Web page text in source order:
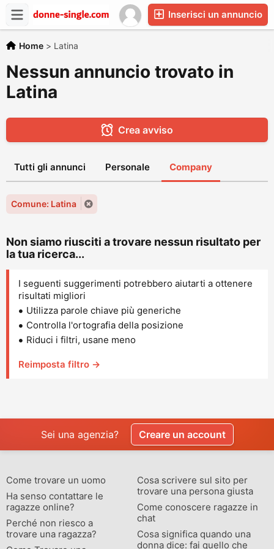
Inserisci un annuncio
Home > Latina
Nessun annuncio trovato in
Latina
Crea avviso
Tutti gli annunci Personale Company
Comune: Latina
Non siamo riusciti a trovare nessun risultato per
la tua ricerca...
I seguenti suggerimenti potrebbero aiutarti a ottenere
risultati migliori
Utilizza parole chiave più generiche
Controlla l'ortografia della posizione
Riduci i filtri, usane meno
Reimposta filtro →
Sei una agenzia? Creare un account
Come trovare un uomo
Ha senso contattare le
ragazze online?
Perché non riesco a
trovare una ragazza?
Cosa scrivere sul sito per
trovare una persona giusta
Come conoscere ragazze in
chat
Cosa significa quando una
donna dice: fai quello che